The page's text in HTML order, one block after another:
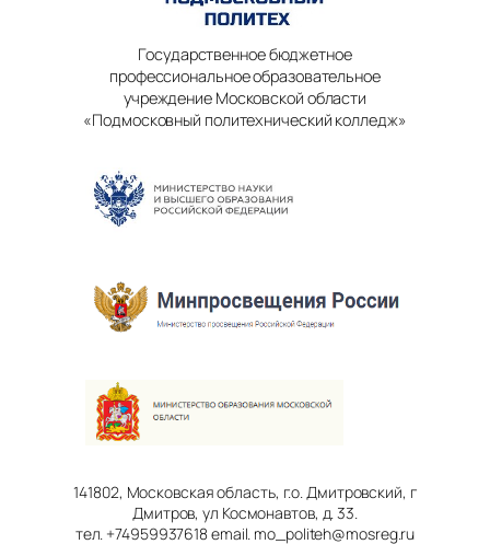
Государственное бюджетное
профессиональное образовательное
учреждение Московской области
«Подмосковный политехнический колледж»
141802, Московская область, г.о. Дмитровский, г
Дмитров, ул Космонавтов, д. 33.
тел. +74959937618 email. mo_politeh@mosreg.ru